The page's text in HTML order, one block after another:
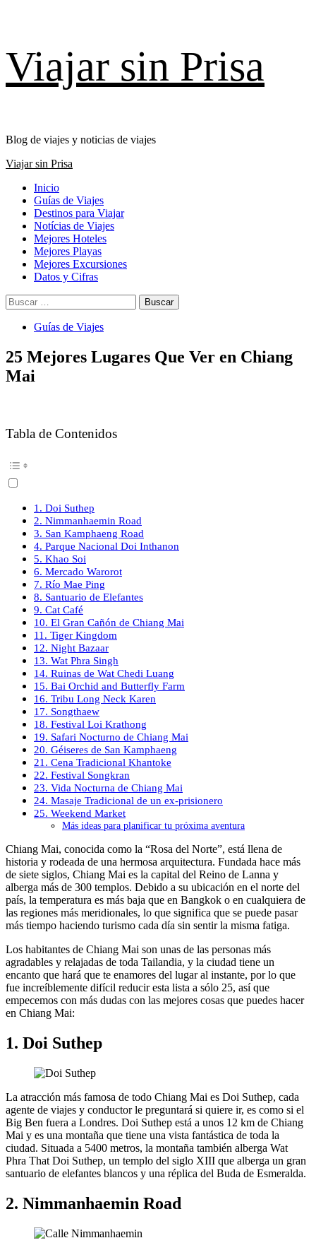
al
contenido
Viajar sin Prisa
Blog de viajes y noticias de viajes
Menú
Viajar sin Prisa
Inicio
Guías de Viajes
Destinos para Viajar
Notícias de Viajes
Mejores Hoteles
Mejores Playas
Mejores Excursiones
Datos y Cifras
Buscar:
Guías de Viajes
25 Mejores Lugares Que Ver en Chiang
Mai
Tabla de Contenidos
1. Doi Suthep
2. Nimmanhaemin Road
3. San Kamphaeng Road
4. Parque Nacional Doi Inthanon
5. Khao Soi
6. Mercado Warorot
7. Río Mae Ping
8. Santuario de Elefantes
9. Cat Café
10. El Gran Cañón de Chiang Mai
11. Tiger Kingdom
12. Night Bazaar
13. Wat Phra Singh
14. Ruinas de Wat Chedi Luang
15. Bai Orchid and Butterfly Farm
16. Tribu Long Neck Karen
17. Songthaew
18. Festival Loi Krathong
19. Safari Nocturno de Chiang Mai
20. Géiseres de San Kamphaeng
21. Cena Tradicional Khantoke
22. Festival Songkran
23. Vida Nocturna de Chiang Mai
24. Masaje Tradicional de un ex-prisionero
25. Weekend Market
Más ideas para planificar tu próxima aventura
Chiang Mai, conocida como la “Rosa del Norte”, está llena de
historia y rodeada de una hermosa arquitectura. Fundada hace más
de siete siglos, Chiang Mai es la capital del Reino de Lanna y
alberga más de 300 templos. Debido a su ubicación en el norte del
país, la temperatura es más baja que en Bangkok o en cualquiera de
las regiones más meridionales, lo que significa que se puede pasar
más tiempo haciendo turismo cada día sin sentir la misma fatiga.
Los habitantes de Chiang Mai son unas de las personas más
agradables y relajadas de toda Tailandia, y la ciudad tiene un
encanto que hará que te enamores del lugar al instante, por lo que
fue increíblemente difícil reducir esta lista a sólo 25, así que
empecemos con más dudas con las mejores cosas que puedes hacer
en Chiang Mai:
1. Doi Suthep
La atracción más famosa de todo Chiang Mai es Doi Suthep, cada
agente de viajes y conductor le preguntará si quiere ir, es como si el
Big Ben fuera a Londres. Doi Suthep está a unos 12 km de Chiang
Mai y es una montaña que tiene una vista fantástica de toda la
ciudad. Situada a 5400 metros, la montaña también alberga Wat
Phra That Doi Suthep, un templo del siglo XIII que alberga un gran
santuario de elefantes blancos y una réplica del Buda de Esmeralda.
2. Nimmanhaemin Road